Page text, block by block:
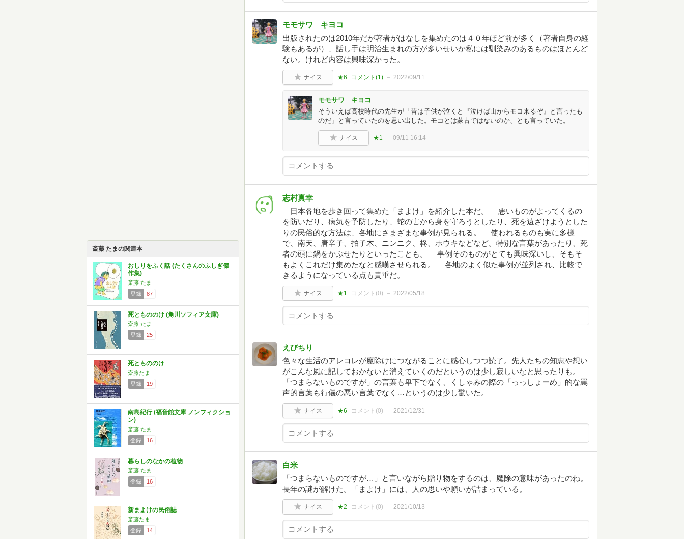
斎藤 たまの関連本
おしりをふく話 (たくさんのふしぎ傑
作集)
斎藤 たま
登録
87
死ともののけ (角川ソフィア文庫)
斎藤 たま
登録
25
死ともののけ
斎藤たま
登録
19
南島紀行 (福音館文庫 ノンフィクショ
ン)
斎藤 たま
登録
16
暮らしのなかの植物
斎藤 たま
登録
16
新まよけの民俗誌
斎藤たま
登録
14
モモサワ キヨコ
出版されたのは2010年だが著者がはなしを集めたのは４０年ほど前が多く（著者自身の経
験もあるが）、話し手は明治生まれの方が多いせいか私には馴染みのあるものはほとんど
ない。けれど内容は興味深かった。
ナイス ★6 コメント(1) 2022/09/11
モモサワ キヨコ
そういえば高校時代の先生が「昔は子供が泣くと『泣けば山からモコ来るぞ』と言ったも
のだ」と言っていたのを思い出した。モコとは蒙古ではないのか、とも言っていた。
ナイス ★1 09/11 16:14
志村真幸
日本各地を歩き回って集めた「まよけ」を紹介した本だ。 悪いものがよってくるの
を防いだり、病気を予防したり、蛇の害から身を守ろうとしたり、死を遠ざけようとした
りの民俗的な方法は、各地にさまざまな事例が見られる。 使われるものも実に多様
で、南天、唐辛子、拍子木、ニンニク、柊、ホウキなどなど。特別な言葉があったり、死
者の頭に鍋をかぶせたりといったことも。 事例そのものがとても興味深いし、そもそ
もよくこれだけ集めたなと感嘆させられる。 各地のよく似た事例が並列され、比較で
きるようになっている点も貴重だ。
ナイス ★1 コメント(0) 2022/05/18
えびちり
色々な生活のアレコレが魔除けにつながることに感心しつつ読了。先人たちの知恵や想い
がこんな風に記しておかないと消えていくのだというのは少し寂しいなと思ったりも。
「つまらないものですが」の言葉も卑下でなく、くしゃみの際の「っっしょーめ」的な罵
声的言葉も行儀の悪い言葉でなく…というのは少し驚いた。
ナイス ★6 コメント(0) 2021/12/31
白米
「つまらないものですが…」と言いながら贈り物をするのは、魔除の意味があったのね。
長年の謎が解けた。「まよけ」には、人の思いや願いが詰まっている。
ナイス ★2 コメント(0) 2021/10/13